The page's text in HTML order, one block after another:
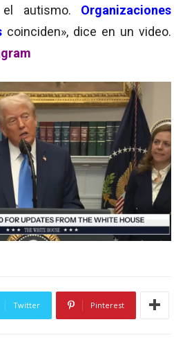
autismo. Organizaciones
coinciden», dice en un video.
Twitter Pinterest